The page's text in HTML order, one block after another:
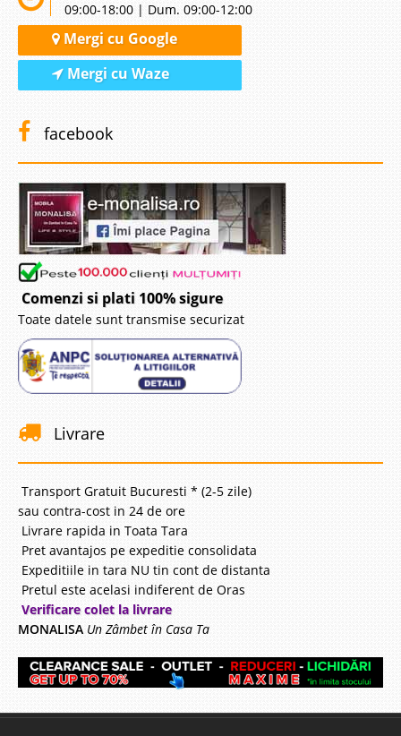
09:00-18:00 | Dum. 09:00-12:00
Mergi cu Google
Mergi cu Waze
facebook
Comenzi si plati 100% sigure
Toate datele sunt transmise securizat
Livrare
Transport Gratuit Bucuresti * (2-5 zile)
sau contra-cost in 24 de ore
Livrare rapida in Toata Tara
Pret avantajos pe expeditie consolidata
Expeditiile in tara NU tin cont de distanta
Pretul este acelasi indiferent de Oras
Verificare colet la livrare
MONALISA Un Zâmbet în Casa Ta